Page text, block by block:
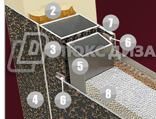
Д-11 СС Д-15 60
Рисунок 7 Рисунок 8
C43